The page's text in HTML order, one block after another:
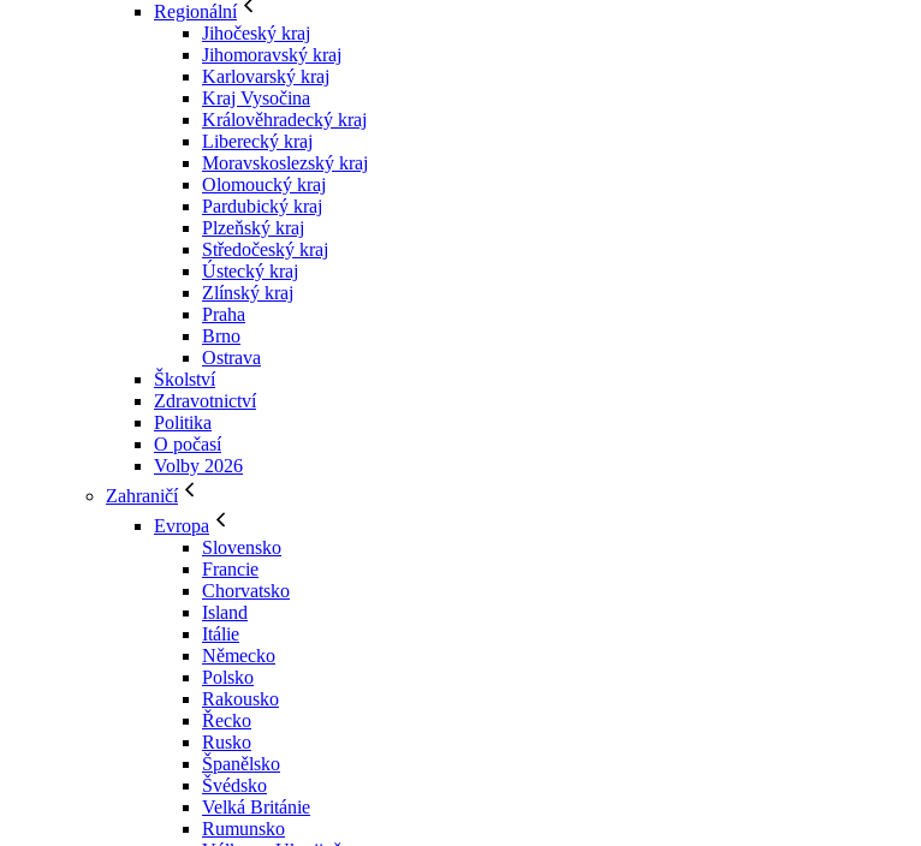
Regionální
Jihočeský kraj
Jihomoravský kraj
Karlovarský kraj
Kraj Vysočina
Králověhradecký kraj
Liberecký kraj
Moravskoslezský kraj
Olomoucký kraj
Pardubický kraj
Plzeňský kraj
Středočeský kraj
Ústecký kraj
Zlínský kraj
Praha
Brno
Ostrava
Školství
Zdravotnictví
Politika
O počasí
Volby 2026
Zahraničí
Evropa
Slovensko
Francie
Chorvatsko
Island
Itálie
Německo
Polsko
Rakousko
Řecko
Rusko
Španělsko
Švédsko
Velká Británie
Rumunsko